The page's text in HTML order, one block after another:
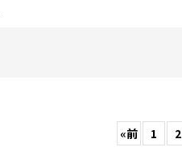
«前 1 2